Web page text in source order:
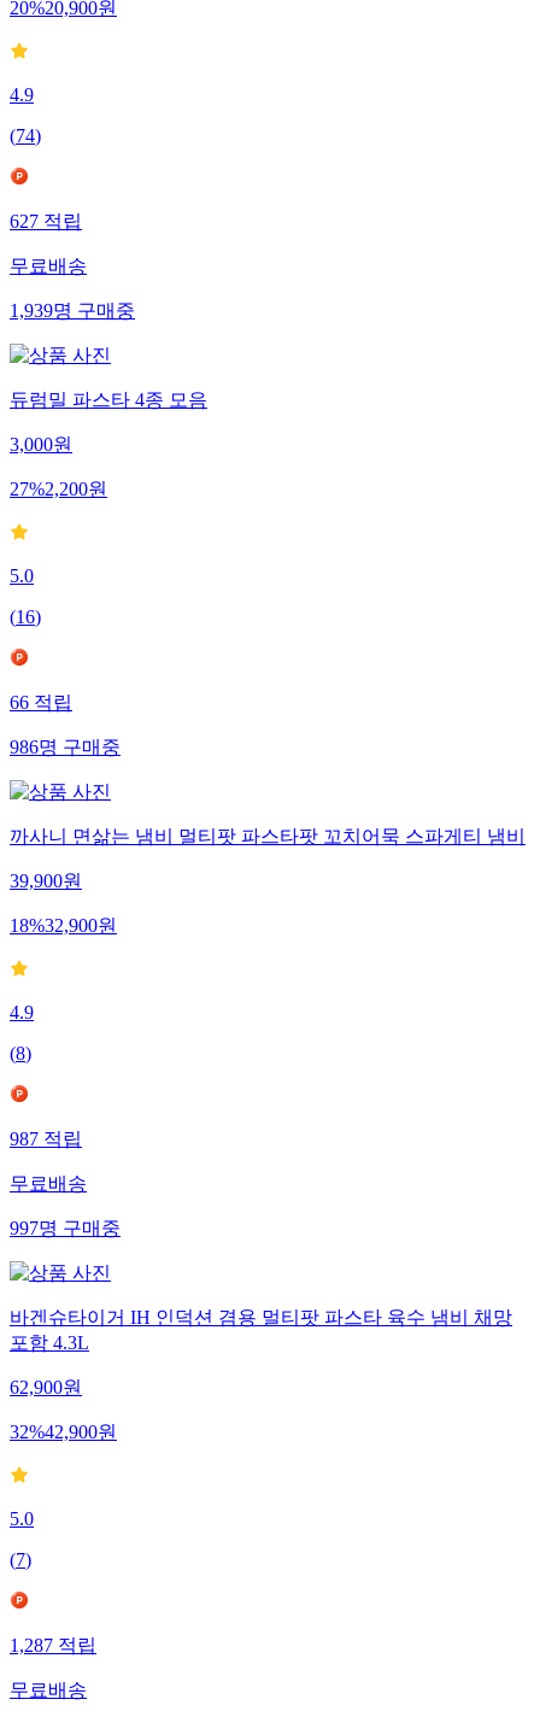
20%20,900원
4.9
(74)
627 적립
무료배송
1,939명 구매중
듀럼밀 파스타 4종 모음
3,000원
27%2,200원
5.0
(16)
66 적립
986명 구매중
까사니 면삶는 냄비 멀티팟 파스타팟 꼬치어묵 스파게티 냄비
39,900원
18%32,900원
4.9
(8)
987 적립
무료배송
997명 구매중
바겐슈타이거 IH 인덕션 겸용 멀티팟 파스타 육수 냄비 채망
포함 4.3L
62,900원
32%42,900원
5.0
(7)
1,287 적립
무료배송